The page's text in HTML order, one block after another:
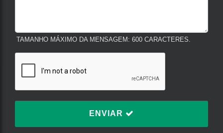
TAMANHO MÁXIMO DA MENSAGEM: 600 CARACTERES.
ENVIAR